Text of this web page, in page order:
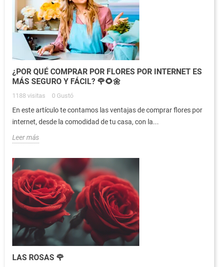
¿POR QUÉ COMPRAR POR FLORES POR INTERNET ES
MÁS SEGURO Y FÁCIL? 🌹🌻🌼
1188 visitas 0 Gustó
En este artículo te contamos las ventajas de comprar flores por
internet, desde la comodidad de tu casa, con la...
Leer más
LAS ROSAS 🌹